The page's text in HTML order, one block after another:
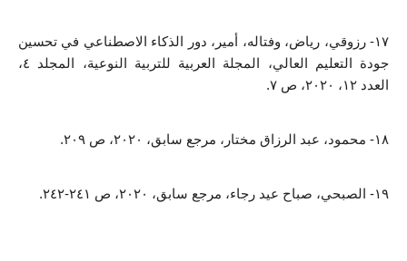
العدد ١٢، ٢٠٢٠، ص ٧.
١٨- محمود، عبد الرزاق مختار، مرجع سابق، ٢٠٢٠، ص ٢٠٩.
١٩- الصبحي، صباح عيد رجاء، مرجع سابق، ٢٠٢٠، ص ٢٤١-٢٤٢.